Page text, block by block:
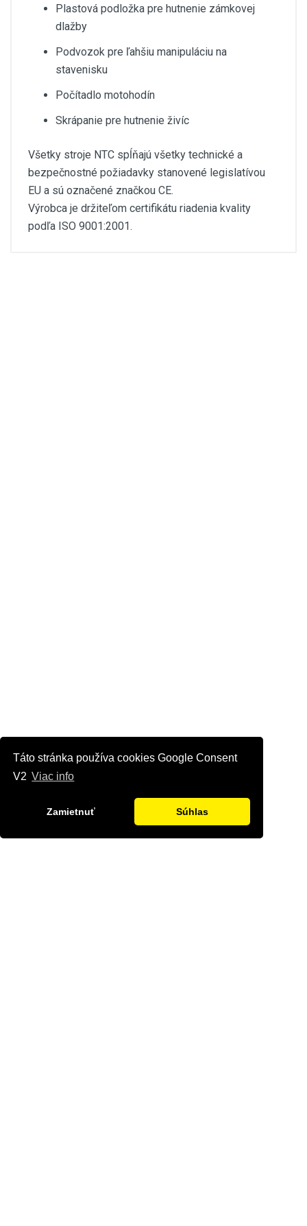
Táto stránka používa cookies Google Consent
V2 Viac info
Zamietnuť Súhlas
Plastová podložka pre hutnenie zámkovej
dlažby
Podvozok pre ľahšiu manipuláciu na
stavenisku
Počítadlo motohodín
Skrápanie pre hutnenie živíc
Všetky stroje NTC spĺňajú všetky technické a
bezpečnostné požiadavky stanovené legislatívou
EU a sú označené značkou CE.
Výrobca je držiteľom certifikátu riadenia kvality
podľa ISO 9001:2001.